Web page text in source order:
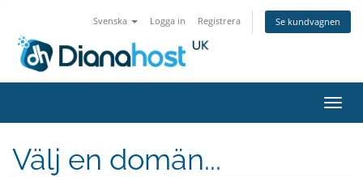
Svenska Logga in Registrera Se kundvagnen
Välj en domän...